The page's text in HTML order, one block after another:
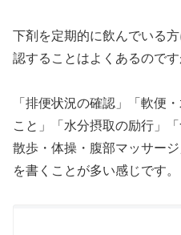
下剤を定期的に飲んでいる
認することはよくあるので
「排便状況の確認」「軟便
こと」「水分摂取の励行」
散歩・体操・腹部マッサー
を書くことが多い感じです。